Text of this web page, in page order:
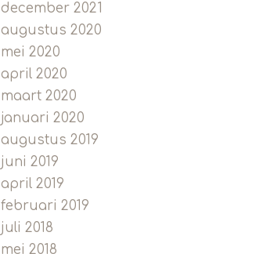
december 2021
augustus 2020
mei 2020
april 2020
maart 2020
januari 2020
augustus 2019
juni 2019
april 2019
februari 2019
juli 2018
mei 2018